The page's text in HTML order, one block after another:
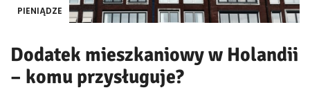
PIENIĄDZE
Dodatek mieszkaniowy w Holandii
– komu przysługuje?